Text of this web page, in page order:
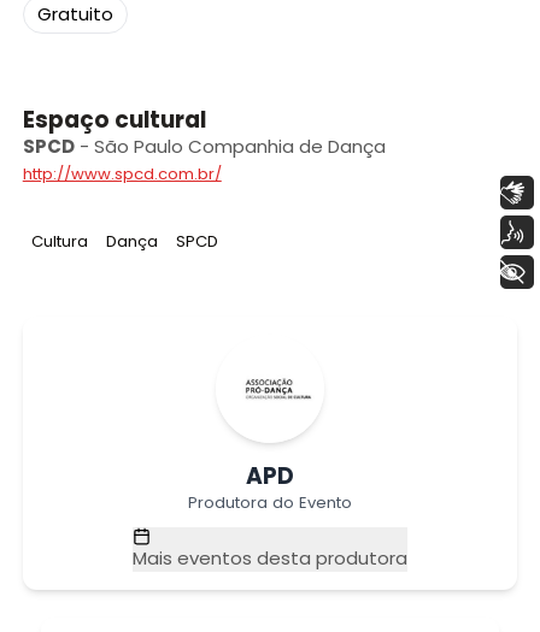
Gratuito
Espaço cultural
SPCD- São Paulo Companhia de Dança
http://www.spcd.com.br/
Tag:
Cultura Tag:
Dança Tag:
SPCD
APD
Produtora do Evento
Mais eventos desta produtora